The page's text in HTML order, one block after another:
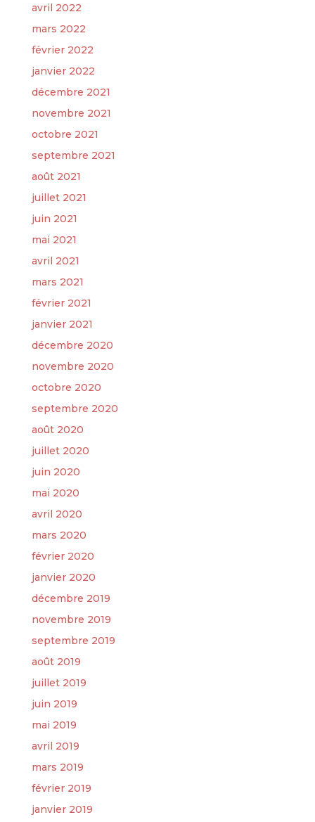
avril 2022
mars 2022
février 2022
janvier 2022
décembre 2021
novembre 2021
octobre 2021
septembre 2021
août 2021
juillet 2021
juin 2021
mai 2021
avril 2021
mars 2021
février 2021
janvier 2021
décembre 2020
novembre 2020
octobre 2020
septembre 2020
août 2020
juillet 2020
juin 2020
mai 2020
avril 2020
mars 2020
février 2020
janvier 2020
décembre 2019
novembre 2019
septembre 2019
août 2019
juillet 2019
juin 2019
mai 2019
avril 2019
mars 2019
février 2019
janvier 2019